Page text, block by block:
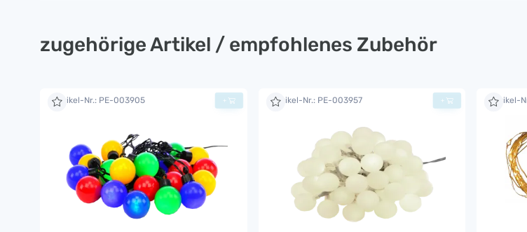
zugehörige Artikel / empfohlenes Zubehör
Artikel-Nr.: PE-003905 + Artikel-Nr.: PE-003957 + Artikel-